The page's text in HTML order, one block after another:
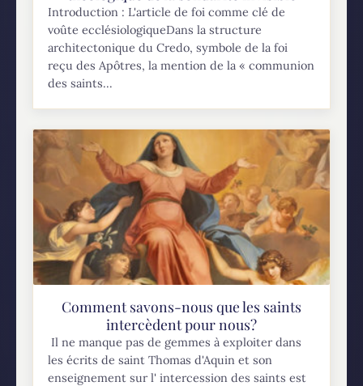
Introduction : L'article de foi comme clé de
voûte ecclésiologiqueDans la structure
architectonique du Credo, symbole de la foi
reçu des Apôtres, la mention de la « communion
des saints...
Comment savons-nous que les saints
intercèdent pour nous?
Il ne manque pas de gemmes à exploiter dans
les écrits de saint Thomas d'Aquin et son
enseignement sur l' intercession des saints est